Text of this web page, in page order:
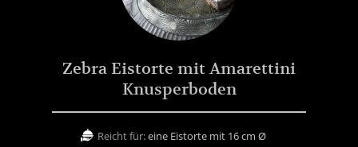
Zebra Eistorte mit Amarettini
Knusperboden
Reicht für:eine Eistorte mit 16 cm Ø